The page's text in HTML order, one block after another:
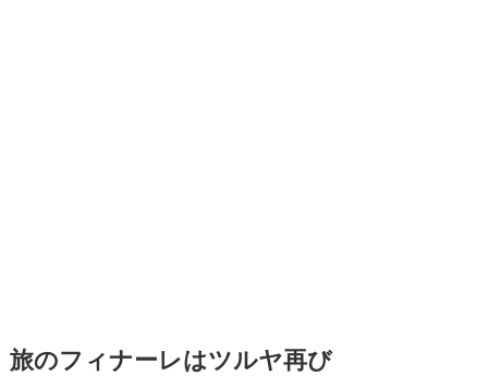
旅のフィナーレはツルヤ再び